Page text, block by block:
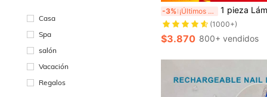
Casa
Spa
salón
Vacación
Regalos
-3% ¡Últimos 3 días 1 pieza Lámpara de uñas de diamante con soporte, alimentada por batería recargable USB, luz de curado de uñas UV de diamante rosa, lámpara de uñas recta LED, luz de curado de gel de esmalte de uñas portátil mini, máquina de terapia de uñas de diamante blanco, dispositivo de curado
(1000+)
#1 Más vendidos
(1000+)
#1 Más vendidos
(1000+)
#1 Más vendidos
(1000+)
$3.870 800+ vendidos